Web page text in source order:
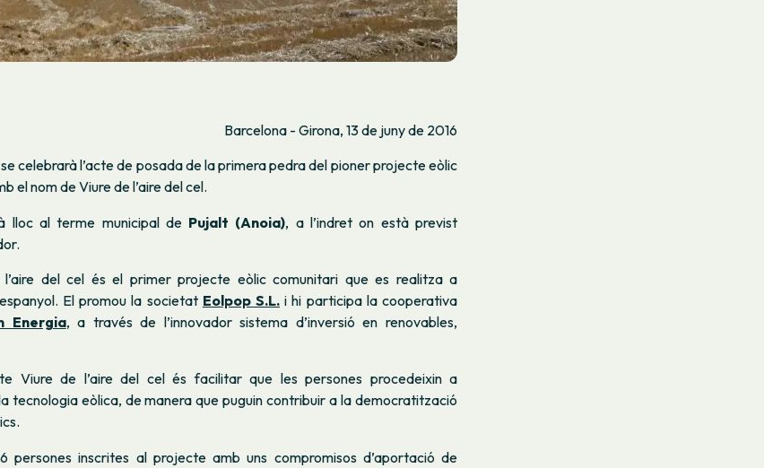
Barcelona - Girona, 13 de juny de 2016
se celebrarà l’acte de posada de la primera pedra del pioner projecte eòlic
el nom deViure de l’aire del cel.
lloc al terme municipal de Pujalt (Anoia), a l’indret on està previst
del cel és el primer projecte eòlic comunitari que es realitza a
El promou la societat Eolpop S.L. i hi participa la cooperativa
Energia, a través de l’innovador sistema d’inversió en renovables,
Viure de l’aire del celés facilitar que les persones procedeixin a
tecnologia eòlica, de manera que puguin contribuir a la democratització
persones inscrites al projecte amb uns compromisos d’aportació de